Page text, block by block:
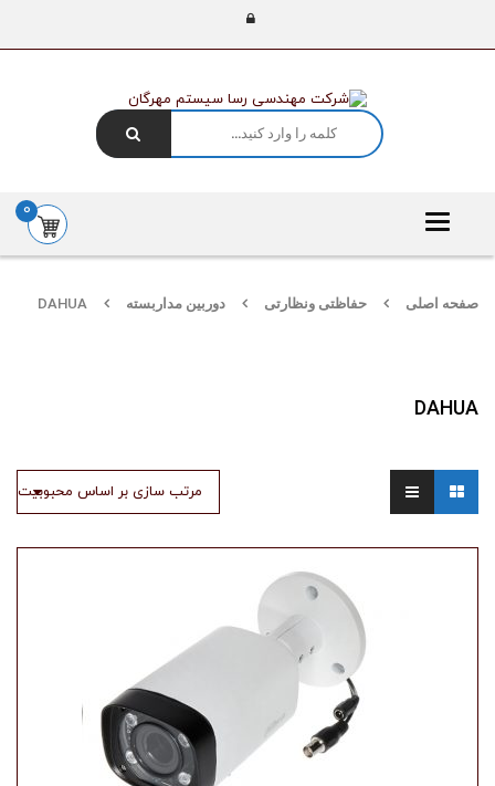
Toggle
0
صفحه اصلی حفاظتی ونظارتی دوربین مداربسته DAHUA
DAHUA
مرتب سازی بر اساس محبوبیت